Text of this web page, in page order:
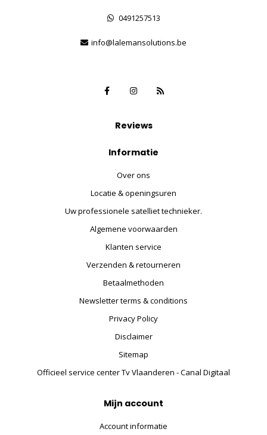
0491257513
info@lalemansolutions.be
Reviews
Informatie
Over ons
Locatie & openingsuren
Uw professionele satelliet technieker.
Algemene voorwaarden
Klanten service
Verzenden & retourneren
Betaalmethoden
Newsletter terms & conditions
Privacy Policy
Disclaimer
Sitemap
Officieel service center Tv Vlaanderen - Canal Digitaal
Mijn account
Account informatie